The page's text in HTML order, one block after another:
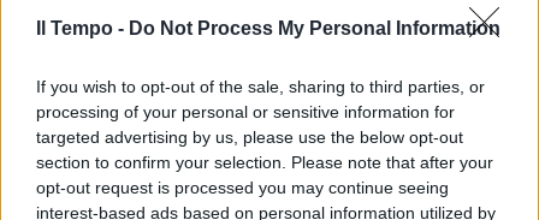
Il Tempo - Do Not Process My Personal Information
If you wish to opt-out of the sale, sharing to third parties, or
processing of your personal or sensitive information for
targeted advertising by us, please use the below opt-out
section to confirm your selection. Please note that after your
opt-out request is processed you may continue seeing
interest-based ads based on personal information utilized by